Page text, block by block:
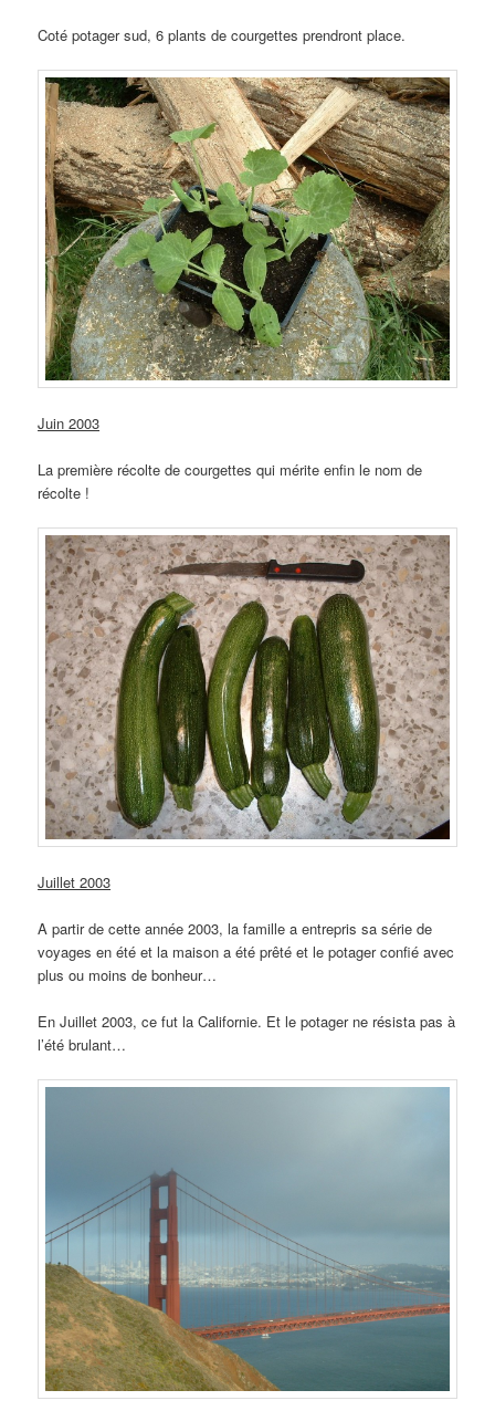
Coté potager sud, 6 plants de courgettes prendront place.
Juin 2003
La première récolte de courgettes qui mérite enfin le nom de
récolte !
Juillet 2003
A partir de cette année 2003, la famille a entrepris sa série de
voyages en été et la maison a été prêté et le potager confié avec
plus ou moins de bonheur…
En Juillet 2003, ce fut la Californie. Et le potager ne résista pas à
l’été brulant…